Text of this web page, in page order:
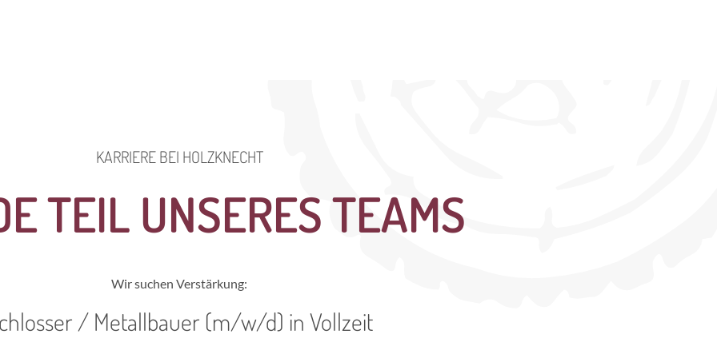
KARRIERE BEI HOLZKNECHT
TEIL UNSERES TEAMS
Wir suchen Verstärkung:
/ Metallbauer (m/w/d) in Vollzeit